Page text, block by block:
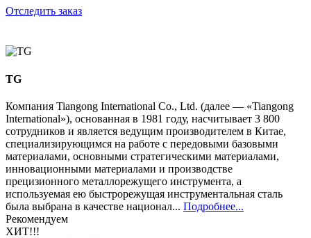
Отследить заказ
TG
Компания Tiangong International Co., Ltd. (далее — «Tiangong
International»), основанная в 1981 году, насчитывает 3 800
сотрудников и является ведущим производителем в Китае,
специализирующимся на работе с передовыми базовыми
материалами, основными стратегическими материалами,
инновационными материалами и производстве
прецизионного металлорежущего инструмента, а
используемая ею быстрорежущая инструментальная сталь
была выбрана в качестве национал... Подробнее...
Рекомендуем
ХИТ!!!